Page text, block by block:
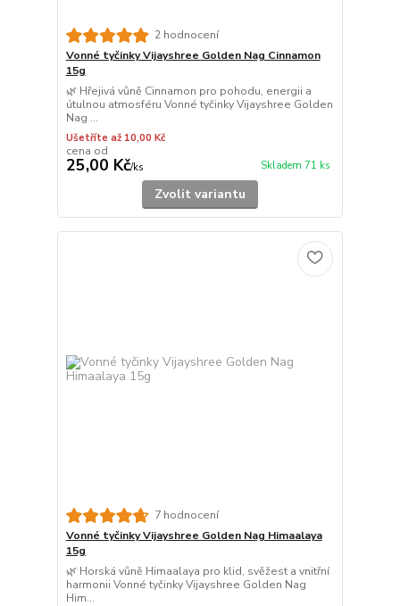
2 hodnocení
Vonné tyčinky Vijayshree Golden Nag Cinnamon
15g
🌿 Hřejivá vůně Cinnamon pro pohodu, energii a
útulnou atmosféru Vonné tyčinky Vijayshree Golden
Nag ...
Ušetříte až 10,00 Kč
cena od
25,00 Kč/ks Skladem 71 ks
Zvolit variantu
7 hodnocení
Vonné tyčinky Vijayshree Golden Nag Himaalaya
15g
🌿 Horská vůně Himaalaya pro klid, svěžest a vnitřní
harmonii Vonné tyčinky Vijayshree Golden Nag
Him...